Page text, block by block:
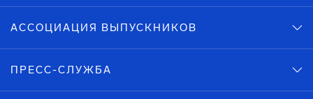
АССОЦИАЦИЯ ВЫПУСКНИКОВ
ПРЕСС-СЛУЖБА